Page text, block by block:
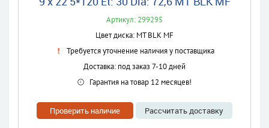
Артикул: 299295
Цвет диска: MT BLK MF
Требуется уточнение наличия у поставщика
Доставка: под заказ 7-10 дней
Гарантия на товар 12 месяцев!
Проверить наличие Рассчитать доставку